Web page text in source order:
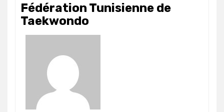
Fédération Tunisienne de
Taekwondo